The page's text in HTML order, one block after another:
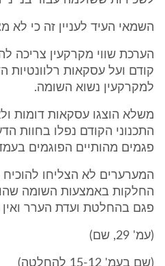
השמאי העיד לעניין זה כי לא
הערכת שווי מקרקעין צריכה
קודם ועל עסקאות רלוונטיות
למקרקעין נשוא השומה.
משלא הוצגו עסקאות דומות
התכנוני הקודם נפלו בחוות
פגמים מהותיים הפוגמים
המערערים לא הצליחו להוכיח
החלקות באמצעות השומה
פגם בהחלטת ועדת הערר
(עמ' 29, שם)
(שם בעמ' 15-12 להחלטה)